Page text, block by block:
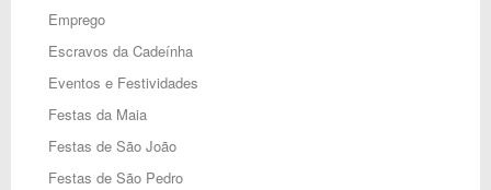
Emprego
Escravos da Cadeínha
Eventos e Festividades
Festas da Maia
Festas de São João
Festas de São Pedro